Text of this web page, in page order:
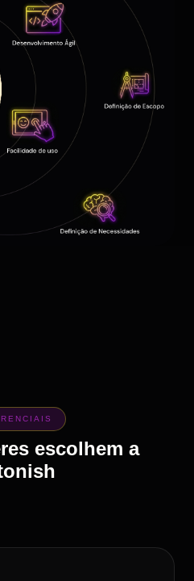
escolhem a